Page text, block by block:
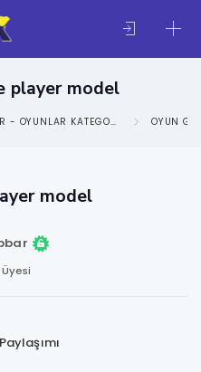
player model
IXBIR - OYUNLAR KATEGORISI OYUN
model